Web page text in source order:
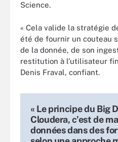
Science.
« Cela valide la stratégie
été de fournir un couteau
de la donnée, de son
restitution à l’utilisateur
Denis Fraval, confiant.
« Le principe du Big
Cloudera, c’est de
données dans des